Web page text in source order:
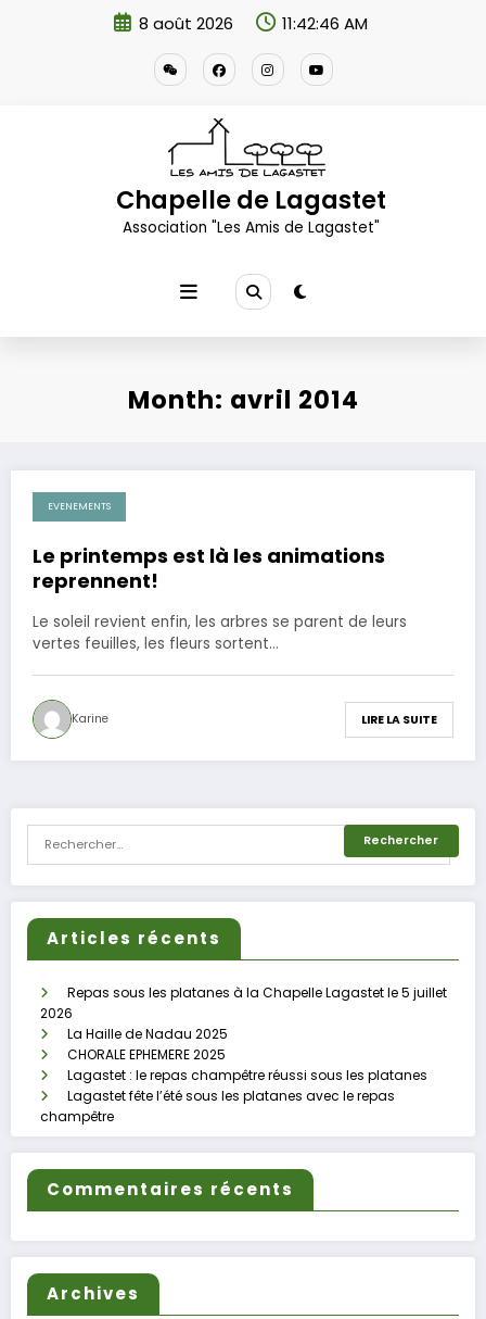
8 août 2026 11:42:46 AM
Chapelle de Lagastet
Association "Les Amis de Lagastet"
Month: avril 2014
24 avril 2014
EVENEMENTS
Le printemps est là les animations
reprennent!
Le soleil revient enfin, les arbres se parent de leurs
vertes feuilles, les fleurs sortent…
Karine LIRE LA SUITE
Articles récents
Repas sous les platanes à la Chapelle Lagastet le 5 juillet
2026
La Haille de Nadau 2025
CHORALE EPHEMERE 2025
Lagastet : le repas champêtre réussi sous les platanes
Lagastet fête l’été sous les platanes avec le repas
champêtre
Commentaires récents
Archives